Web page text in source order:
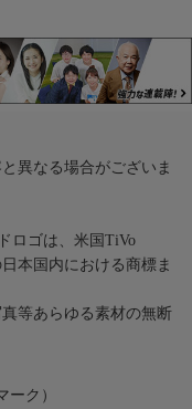
異なる場合がございま
ロゴは、米国TiVo
本国内における商標ま
等あらゆる素材の無断
ーク）